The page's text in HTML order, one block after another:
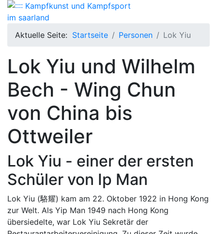
Aktuelle Seite: Startseite Personen Lok Yiu
Lok Yiu und Wilhelm
Bech - Wing Chun
von China bis
Ottweiler
Lok Yiu - einer der ersten
Schüler von Ip Man
Lok Yiu (駱耀) kam am 22. Oktober 1922 in Hong Kong
zur Welt. Als Yip Man 1949 nach Hong Kong
übersiedelte, war Lok Yiu Sekretär der